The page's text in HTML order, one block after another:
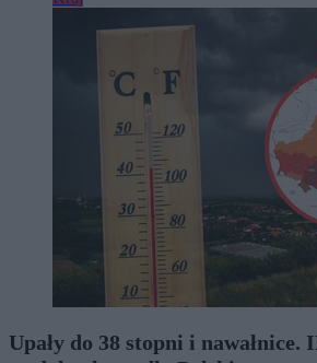
Upały do 38 stopni i